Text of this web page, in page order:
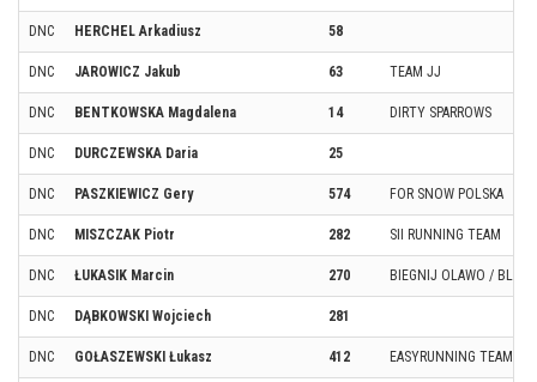
DNC HERCHEL Arkadiusz 58
DNC JAROWICZ Jakub 63 TEAM JJ
DNC BENTKOWSKA Magdalena 14 DIRTY SPARROWS
DNC DURCZEWSKA Daria 25
DNC PASZKIEWICZ Gery 574 FOR SNOW POLSKA
DNC MISZCZAK Piotr 282 SII RUNNING TEAM
DNC ŁUKASIK Marcin 270 BIEGNIJ OLAWO /
DNC DĄBKOWSKI Wojciech 281
DNC GOŁASZEWSKI Łukasz 412 EASYRUNNING TEAM